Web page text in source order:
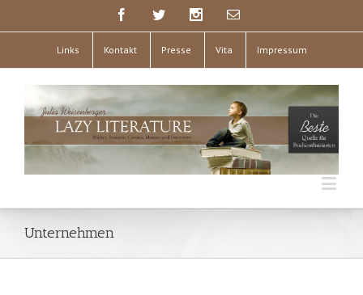
Links Kontakt Presse Vita Impressum
Unternehmen